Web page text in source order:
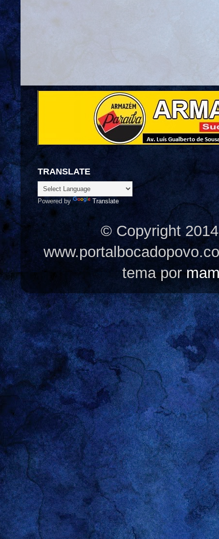
TRANSLATE
Powered by Translate
© Copyright
tema por